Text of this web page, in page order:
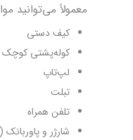
معمولاً می‌توانید
کیف دستی
کوله‌پشتی کوچک
لپ‌تاپ
تبلت
تلفن همراه
شارژر و